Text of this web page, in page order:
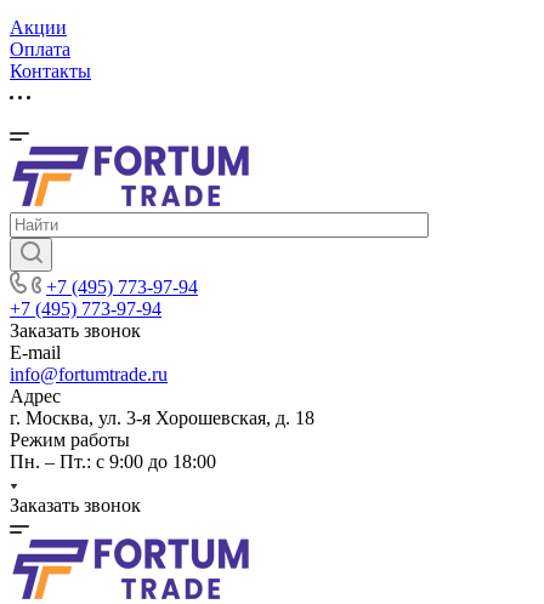
Акции
Оплата
Контакты
+7 (495) 773-97-94
+7 (495) 773-97-94
Заказать звонок
E-mail
info@fortumtrade.ru
Адрес
г. Москва, ул. 3-я Хорошевская, д. 18
Режим работы
Пн. – Пт.: с 9:00 до 18:00
Заказать звонок